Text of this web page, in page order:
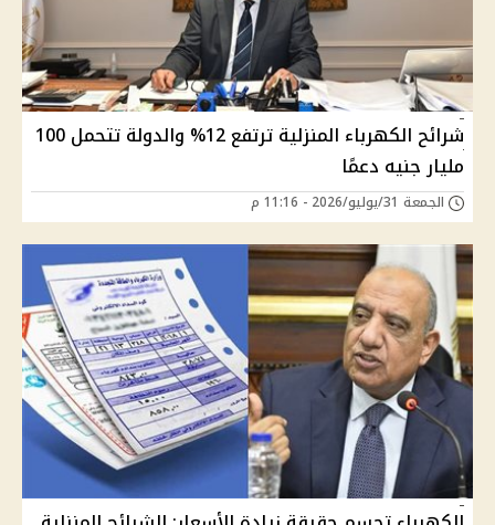
شرائح الكهرباء المنزلية ترتفع 12% والدولة تتحمل 100
مليار جنيه دعمًا
الجمعة 31/يوليو/2026 - 11:16 م